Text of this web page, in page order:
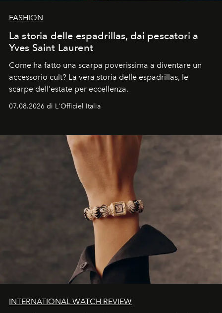
FASHION
La storia delle espadrillas, dai pescatori a
Yves Saint Laurent
Come ha fatto una scarpa poverissima a diventare un
accessorio cult? La vera storia delle espadrillas, le
scarpe dell'estate per eccellenza.
07.08.2026 di L'Officiel Italia
INTERNATIONAL WATCH REVIEW